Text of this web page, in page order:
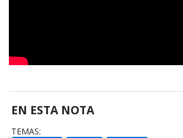
EN ESTA NOTA
TEMAS: